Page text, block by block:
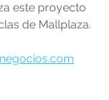
este proyecto
de Mallplaza.